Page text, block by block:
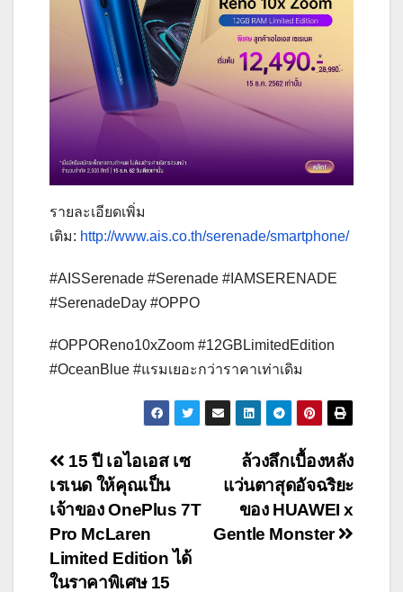
รายละเอียดเพิ่ม
เติม: http://www.ais.co.th/serenade/smartphone/
#AISSerenade #Serenade #IAMSERENADE
#SerenadeDay #OPPO
#OPPOReno10xZoom #12GBLimitedEdition
#OceanBlue #แรมเยอะกว่าราคาเท่าเดิม
Post
navigation
ล้วงลึกเบื้องหลัง
แว่นตาสุดอัจฉริยะ
ของ HUAWEI x
Gentle Monster
15 ปี เอไอเอส เซ
เรเนด ให้คุณเป็น
เจ้าของ OnePlus 7T
Pro McLaren
Limited Edition ได้
ในราคาพิเศษ 15